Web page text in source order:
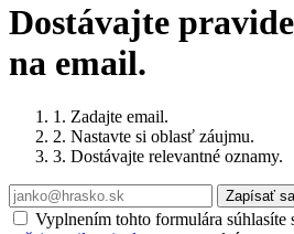
Dostávajte
na email.
1. Zadajte email.
2. Nastavte si oblasť záujmu.
3. Dostávajte relevantné oznamy.
Zapísať sa
Vyplnením tohto formulára súhlasíte